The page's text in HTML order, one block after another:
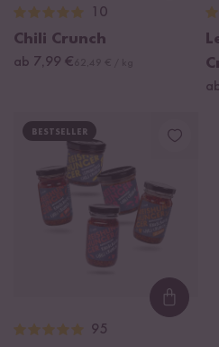
10
Chili Crunch
ab 7,99 €
BESTSELLER
95